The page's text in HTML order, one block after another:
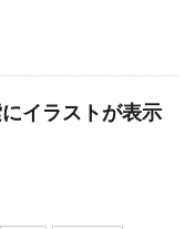
イラストが表示